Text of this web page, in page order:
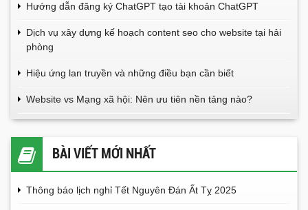
Hướng dẫn đăng ký ChatGPT tạo tài khoản ChatGPT
Dịch vụ xây dựng kế hoạch content seo cho website tại hải
phòng
Hiệu ứng lan truyền và những điều bạn cần biết
Website vs Mạng xã hội: Nên ưu tiên nền tảng nào?
BÀI VIẾT MỚI NHẤT
Thông báo lịch nghỉ Tết Nguyên Đán Ất Tỵ 2025